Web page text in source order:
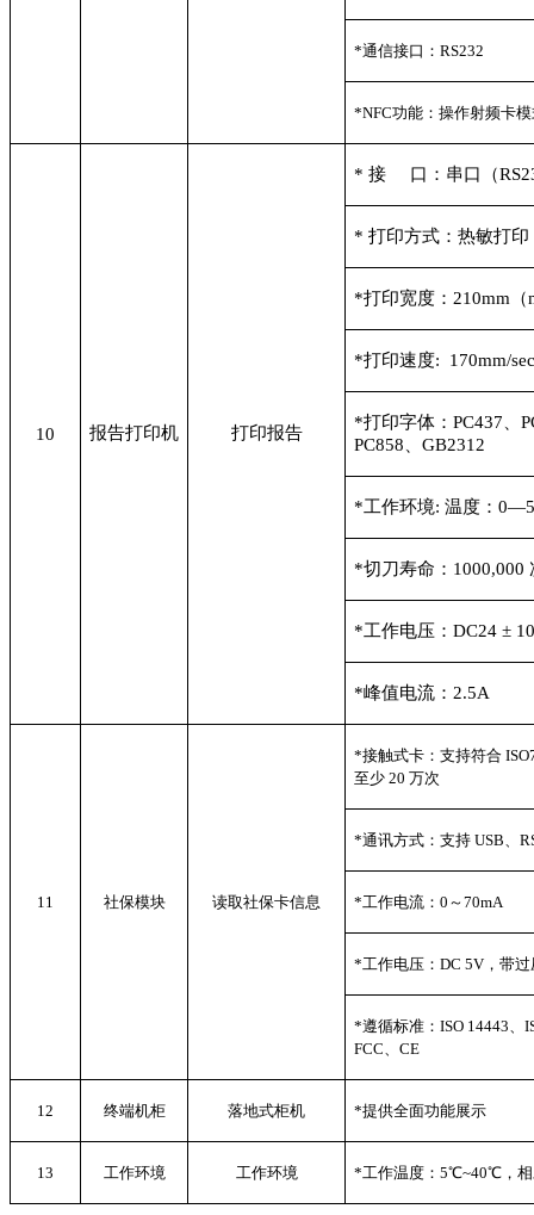
*通信接口：RS232
*NFC功能：操作射频卡
10 报告打印机 打印报告
* 接 口：串口（
* 打印方式：热敏打印
*打印宽度：210mm（
*打印速度: 170mm/
*打印字体：PC437、
PC858、GB2312
*工作环境: 温度：
*切刀寿命：1000,000
*工作电压：DC24 ±
*峰值电流：2.5A
11 社保模块 读取社保卡信息
*接触式卡：支持符合
至少 20 万次
*通讯方式：支持 USB、
*工作电流：0～70mA
*工作电压：DC 5V，带
*遵循标准：ISO 14443、
FCC、CE
12 终端机柜 落地式柜机 *提供全面功能展示
13 工作环境 工作环境 *工作温度：5℃~40℃，相